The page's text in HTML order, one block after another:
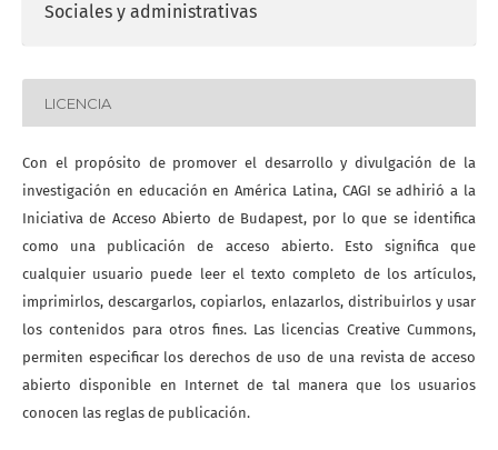
Sociales y administrativas
LICENCIA
Con el propósito de promover el desarrollo y divulgación de la
investigación en educación en América Latina, CAGI se adhirió a la
Iniciativa de Acceso Abierto de Budapest, por lo que se identifica
como una publicación de acceso abierto. Esto significa que
cualquier usuario puede leer el texto completo de los artículos,
imprimirlos, descargarlos, copiarlos, enlazarlos, distribuirlos y usar
los contenidos para otros fines. Las licencias Creative Cummons,
permiten especificar los derechos de uso de una revista de acceso
abierto disponible en Internet de tal manera que los usuarios
conocen las reglas de publicación.